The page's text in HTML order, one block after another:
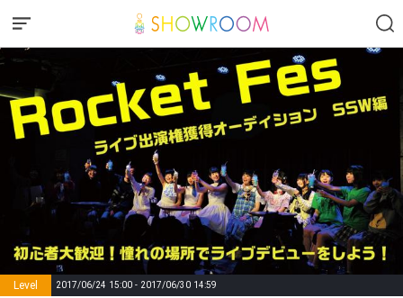
Level 2017/06/24 15:00 - 2017/06/30 14:59